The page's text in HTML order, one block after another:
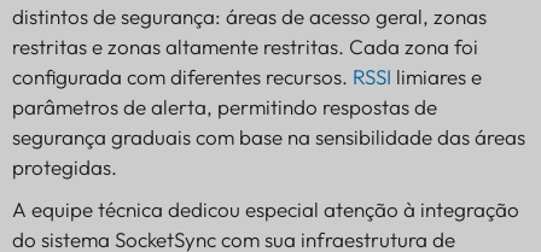
distintos de segurança: áreas de acesso geral, zonas
restritas e zonas altamente restritas. Cada zona foi
configurada com diferentes recursos. RSSI limiares e
parâmetros de alerta, permitindo respostas de
segurança graduais com base na sensibilidade das áreas
protegidas.
A equipe técnica dedicou especial atenção à integração
do sistema SocketSync com sua infraestrutura de